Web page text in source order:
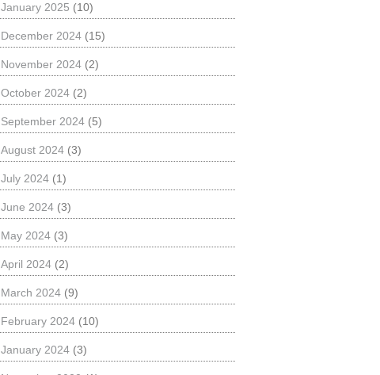
January 2025 (10)
December 2024 (15)
November 2024 (2)
October 2024 (2)
September 2024 (5)
August 2024 (3)
July 2024 (1)
June 2024 (3)
May 2024 (3)
April 2024 (2)
March 2024 (9)
February 2024 (10)
January 2024 (3)